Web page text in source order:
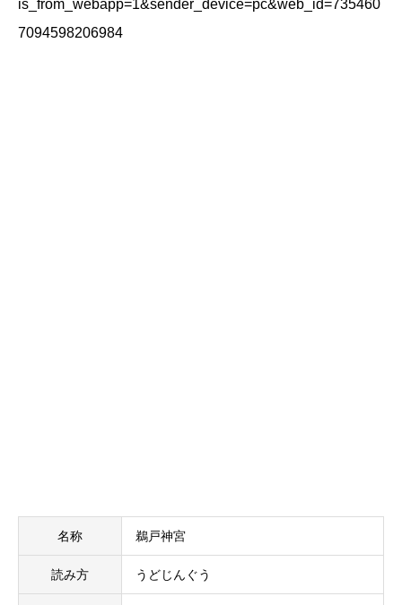
is_from_webapp=1&sender_device=pc&web_id=735460
7094598206984
名称 鵜戸神宮
読み方 うどじんぐう